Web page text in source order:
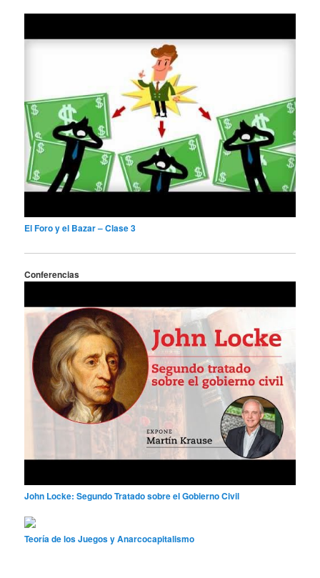
El Foro y el Bazar – Clase 3
Conferencias
John Locke: Segundo Tratado sobre el Gobierno Civil
Teoría de los Juegos y Anarcocapitalismo